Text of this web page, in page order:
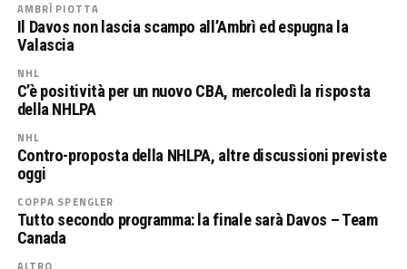
AMBRÌ PIOTTA
Il Davos non lascia scampo all’Ambrì ed espugna la
Valascia
NHL
C’è positività per un nuovo CBA, mercoledì la risposta
della NHLPA
NHL
Contro-proposta della NHLPA, altre discussioni previste
oggi
COPPA SPENGLER
Tutto secondo programma: la finale sarà Davos – Team
Canada
ALTRO